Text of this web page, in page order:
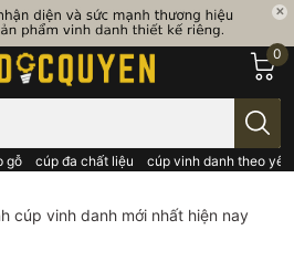
gỗ cúp đa chất liệu cúp vinh danh theo
0
cúp vinh danh mới nhất hiện nay